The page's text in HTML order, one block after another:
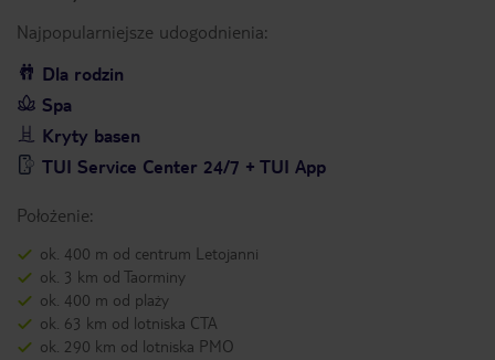
Najpopularniejsze udogodnienia:
Dla rodzin
Spa
Kryty basen
TUI Service Center 24/7 + TUI App
Położenie:
ok. 400 m od centrum Letojanni
ok. 3 km od Taorminy
ok. 400 m od plaży
ok. 63 km od lotniska CTA
ok. 290 km od lotniska PMO